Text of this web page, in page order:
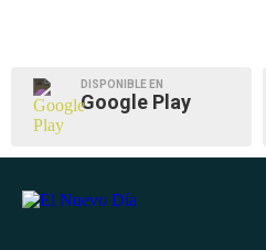
DISPONIBLE EN
Google Play